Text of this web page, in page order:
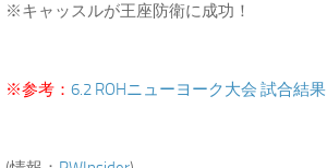
※キャッスルが王座防衛に成功！
※参考： 6.2 ROHニューヨーク大会 試合結果